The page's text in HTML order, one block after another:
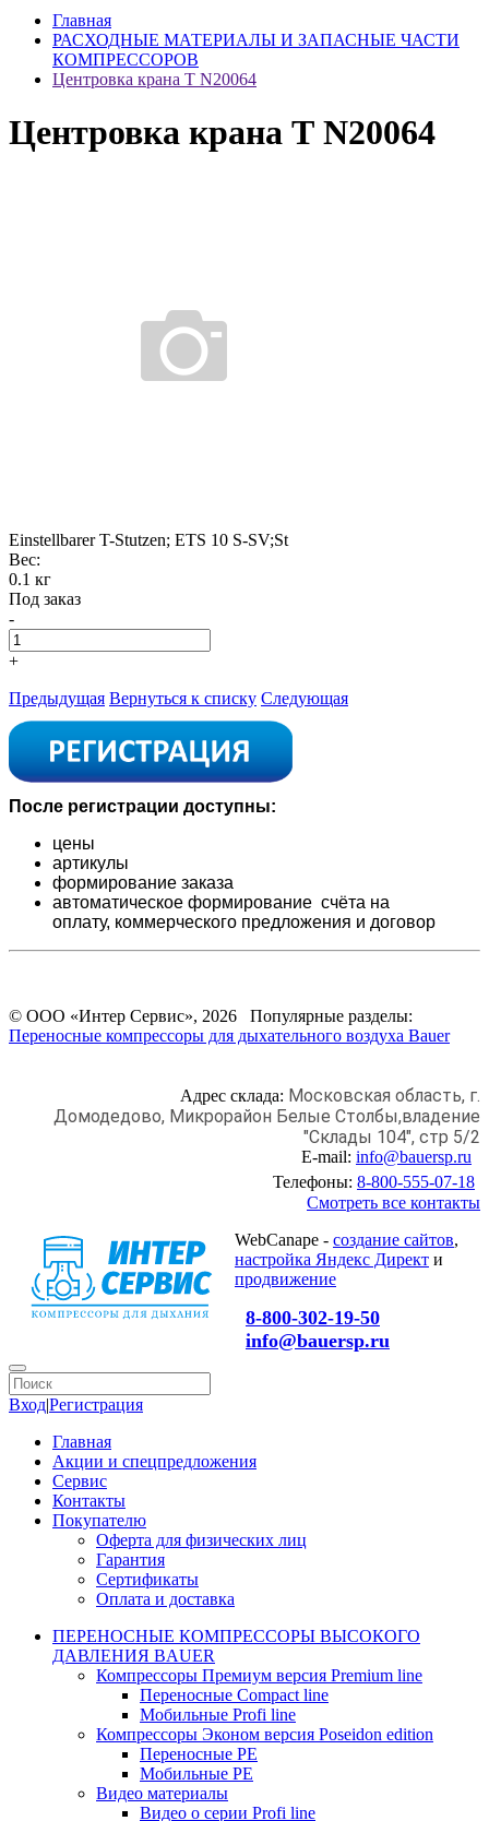
Главная
РАСХОДНЫЕ МАТЕРИАЛЫ И ЗАПАСНЫЕ ЧАСТИ
КОМПРЕССОРОВ
Центровка крана Т N20064
Центровка крана Т N20064
Einstellbarer T-Stutzen; ETS 10 S-SV;St
Вес:
0.1 кг
Под заказ
-
+
Предыдущая Вернуться к списку Следующая
После регистрации доступны:
цены
артикулы
формирование заказа
автоматическое формирование счёта на
оплату, коммерческого предложения и договор
© ООО «Интер Сервис», 2026 Популярные разделы:
Переносные компрессоры для дыхательного воздуха Bauer
Адрес склада: Московская область, г.
Домодедово, Микрорайон Белые Столбы,владение
"Склады 104", стр 5/2
E-mail: info@bauersp.ru
Телефоны: 8-800-555-07-18
Смотреть все контакты
WebCanape - создание сайтов,
настройка Яндекс Директ и
продвижение
8-800-302-19-50
info@bauersp.ru
Вход|Регистрация
Главная
Акции и спецпредложения
Сервис
Контакты
Покупателю
Оферта для физических лиц
Гарантия
Сертификаты
Оплата и доставка
ПЕРЕНОСНЫЕ КОМПРЕССОРЫ ВЫСОКОГО
ДАВЛЕНИЯ BAUER
Компрессоры Премиум версия Premium line
Переносные Compact line
Мобильные Profi line
Компрессоры Эконом версия Poseidon edition
Переносные PE
Мобильные PE
Видео материалы
Видео о серии Profi line